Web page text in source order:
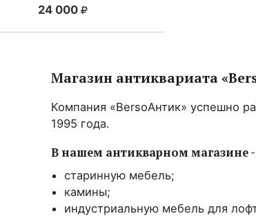
24 000
Магазин антиквариата
Компания «BersoАнтик» успешно
1995 года.
В нашем антикварном магазине -
старинную мебель;
камины;
индустриальную мебель для